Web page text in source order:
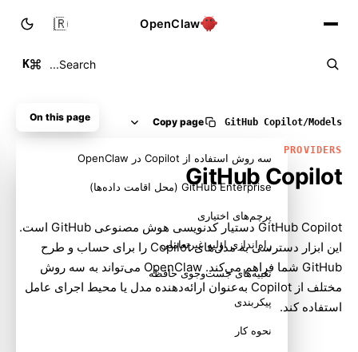
OpenClaw
Search...
K
🇮🇷
Models
/
GitHub Copilot
Copy page
PROVIDERS
GitHub Copilot
GitHub Copilot دستیار کدنویسی هوش مصنوعی GitHub است.
این ابزار دسترسی به مدل‌های Copilot را برای حساب و طرح
GitHub شما فراهم می‌کند. OpenClaw می‌تواند به سه روش
مختلف از Copilot به‌عنوان ارائه‌دهنده مدل یا محیط اجرای عامل
استفاده کند.
On this page
سه روش استفاده از Copilot در OpenClaw
GitHub Enterprise (محل اقامت داده‌ها)
پرچم‌های اختیاری
راه‌اندازی اولیه غیرتعاملی
تعبیه‌های جست‌وجوی حافظه
پیکربندی
نحوه کار